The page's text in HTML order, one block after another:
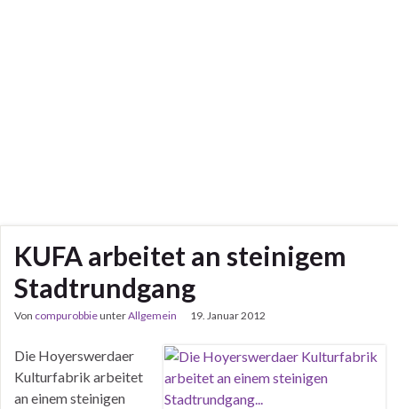
KUFA arbeitet an steinigem
Stadtrundgang
Von compurobbieunterAllgemein 19. Januar 2012
Die Hoyerswerdaer
Kulturfabrik arbeitet
an einem steinigen